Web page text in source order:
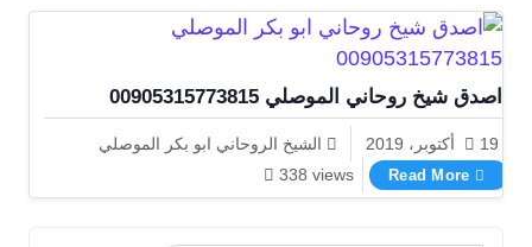
اصدق شيخ روحاني الموصلي 00905315773815
19 أكتوبر، 2019
الشيخ الروحاني ابو بكر الموصلي
338 views
Read More
اصدق شيخ روحاني الموصلي 00905315773815